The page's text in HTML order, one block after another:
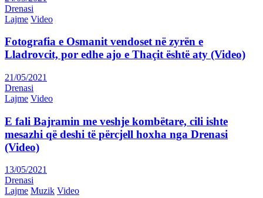
Drenasi
Lajme Video
Fotografia e Osmanit vendoset në zyrën e
Lladrovcit, por edhe ajo e Thaçit është aty (Video)
21/05/2021
Drenasi
Lajme Video
E fali Bajramin me veshje kombëtare, cili ishte
mesazhi që deshi të përcjell hoxha nga Drenasi
(Video)
13/05/2021
Drenasi
Lajme Muzik Video